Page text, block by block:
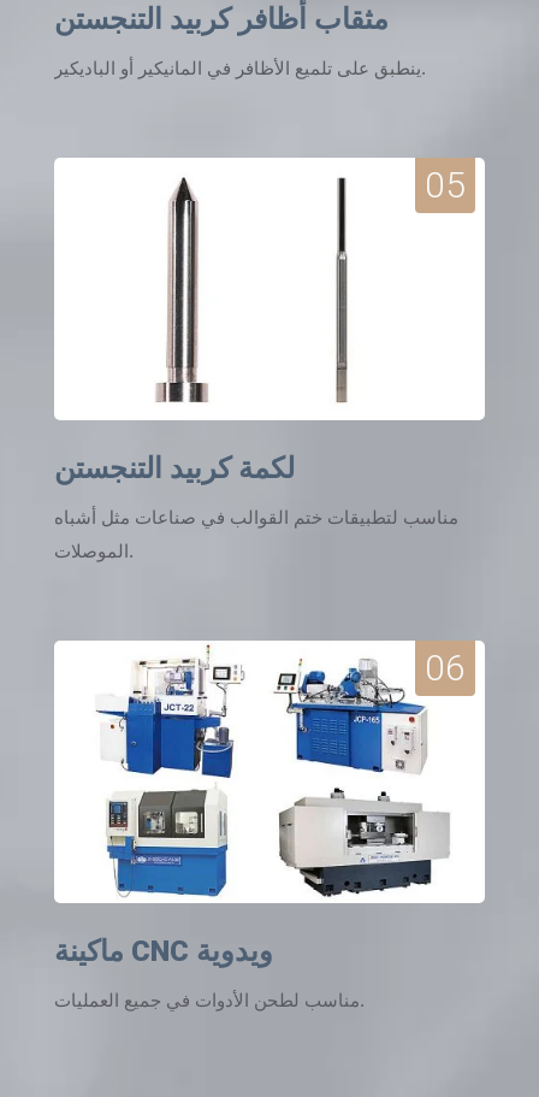
مثقاب أظافر كربيد التنجستن
ينطبق على تلميع الأظافر في المانيكير أو الباديكير.
05
لكمة كربيد التنجستن
مناسب لتطبيقات ختم القوالب في صناعات مثل أشباه
الموصلات.
06
ماكينة CNC ويدوية
مناسب لطحن الأدوات في جميع العمليات.